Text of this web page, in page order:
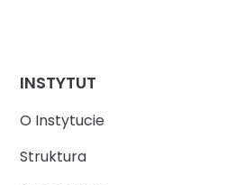
INSTYTUT
O Instytucie
Struktura